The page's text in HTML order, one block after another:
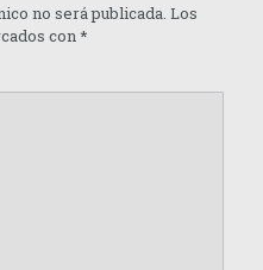
no será publicada. Los
con*